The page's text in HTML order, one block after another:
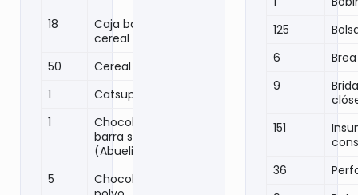
18
Caja barra de
cereal
50
Cereal (caja)
1
Catsup
1
Chocolate en
barra soluble
(Abuelita)
5
Chocolate en
125
6
9
151
36